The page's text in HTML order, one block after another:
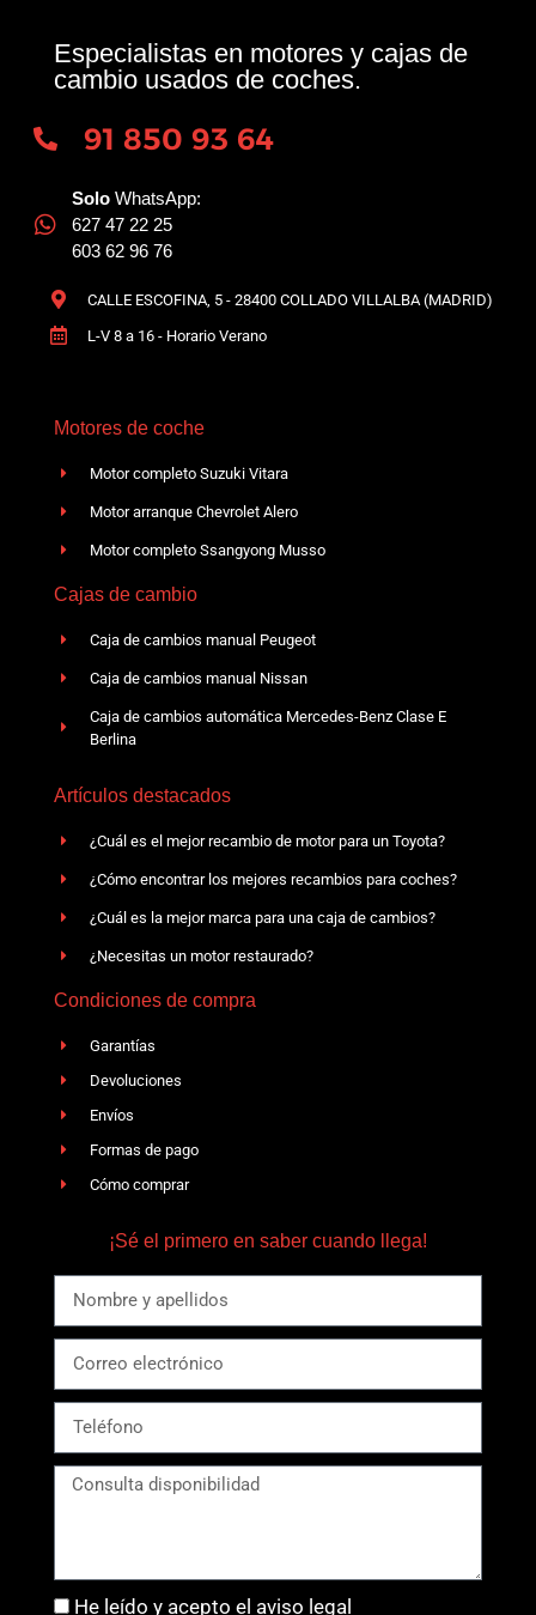
Especialistas en motores y cajas de
cambio usados de coches.
91 850 93 64
Solo WhatsApp:
627 47 22 25
603 62 96 76
CALLE ESCOFINA, 5 - 28400 COLLADO VILLALBA (MADRID)
L-V 8 a 16 - Horario Verano
Motores de coche
Motor completo Suzuki Vitara
Motor arranque Chevrolet Alero
Motor completo Ssangyong Musso
Cajas de cambio
Caja de cambios manual Peugeot
Caja de cambios manual Nissan
Caja de cambios automática Mercedes-Benz Clase E
Berlina
Artículos destacados
¿Cuál es el mejor recambio de motor para un Toyota?
¿Cómo encontrar los mejores recambios para coches?
¿Cuál es la mejor marca para una caja de cambios?
¿Necesitas un motor restaurado?
Condiciones de compra
Garantías
Devoluciones
Envíos
Formas de pago
Cómo comprar
¡Sé el primero en saber cuando llega!
He leído y acepto el aviso legal